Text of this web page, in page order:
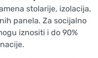
stolarije, izolacija,
panela. Za socijalno
iznositi i do 90%